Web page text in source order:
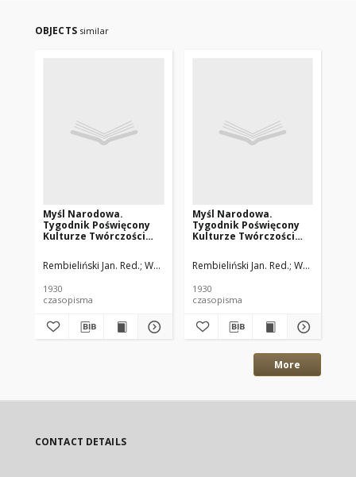
OBJECTS similar
Myśl Narodowa.
Tygodnik Poświęcony
Kulturze Twórczości
Rembieliński Jan. Red. Wasilewski Zygmunt. Red.
1930
czasopisma
Myśl Narodowa.
Tygodnik Poświęcony
Kulturze Twórczości
Rembieliński Jan. Red. Wasilewski
1930
czasopisma
More
CONTACT DETAILS